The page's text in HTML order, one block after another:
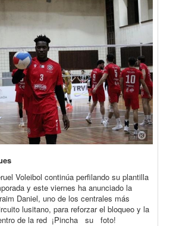
Voleibol continúa perfilando su plantilla
y este viernes ha anunciado la
Daniel, uno de los centrales más
lusitano, para reforzar el bloqueo y la
de la red ¡Pincha su foto!